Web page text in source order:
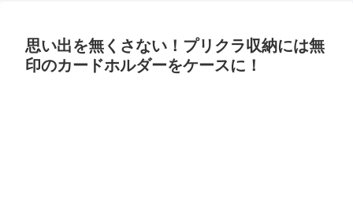
思い出を無くさない！プリクラ収納には無
印のカードホルダーをケースに！